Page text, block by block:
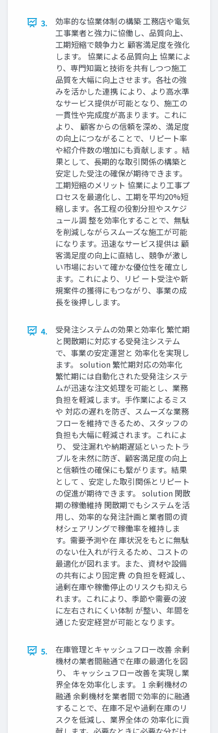
3.
効率的な協業体制の構築 工務店や電気
工事業者と強力に協働し、品質向上、
工期短縮で競争力と 顧客満足度を強化
します。 協業による品質向上 協業によ
り、専門知識と技術を共有しつつ施工
品質を大幅に向上させます。各社の強
みを活かした連携 により、より高水準
なサービス提供が可能となり、施工の
一貫性や完成度が高まります。これに
より、 顧客からの信頼を深め、満足度
の向上につながることで、リピート率
や紹介件数の増加にも貢献します 。結
果として、長期的な取引関係の構築と
安定した受注の確保が期待できます。
工期短縮のメリット 協業により工事プ
ロセスを最適化し、工期を平均20%短
縮します。各工程の役割分担やスケジ
ュール調 整を効率化することで、無駄
を削減しながらスムーズな施工が可能
になります。迅速なサービス提供は 顧
客満足度の向上に直結し、競争が激し
い市場において確かな優位性を確立し
ます。これにより、リピ ート受注や新
規案件の獲得にもつながり、事業の成
長を後押しします。
4.
受発注システムの効果と効率化 繁忙期
と閑散期に対応する受発注システム
で、事業の安定運営と 効率化を実現し
ます。 solution 繁忙期対応の効率化
繁忙期には自動化された受発注システ
ムが迅速な注文処理を可能とし、業務
負担を軽減します。手作業によるミス
や 対応の遅れを防ぎ、スムーズな業務
フローを維持できるため、スタッフの
負担も大幅に軽減されます。これによ
り、 受注漏れや納期遅延といったトラ
ブルを未然に防ぎ、顧客満足度の向上
と信頼性の確保にも繋がります。結果
として 、安定した取引関係とリピート
の促進が期待できます。 solution 閑散
期の稼働維持 閑散期でもシステムを活
用し、効率的な発注計画と業者間の資
材シェアリングで稼働率を維持しま
す。需要予測や在 庫状況をもとに無駄
のない仕入れが行えるため、コストの
最適化が図れます。また、資材や設備
の共有により固定費 の負担を軽減し、
過剰在庫や稼働停止のリスクも抑えら
れます。これにより、季節や需要の波
に左右されにくい体制 が整い、年間を
通じた安定経営が可能となります。
5.
在庫管理とキャッシュフロー改善 余剰
機材の業者間融通で在庫の最適化を図
り、 キャッシュフロー改善を実現し業
界全体を効率化します。 1 余剰機材の
融通 余剰機材を業者間で効率的に融通
することで、在庫不足や過剰在庫のリ
スクを低減し、業界全体の 効率化に貢